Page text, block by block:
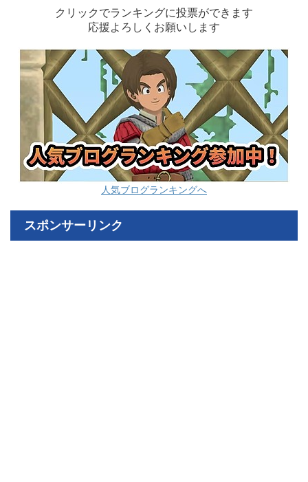
クリックでランキングに投票ができます
応援よろしくお願いします
人気ブログランキングへ
スポンサーリンク